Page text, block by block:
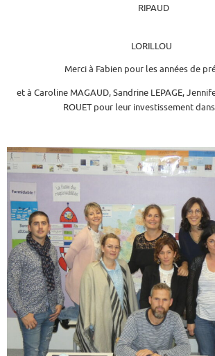
RIPAUD
LORILLOU
Merci à Fabien pour les années de
et à Caroline MAGAUD, Sandrine LEPAGE,
ROUET pour leur investissement dans